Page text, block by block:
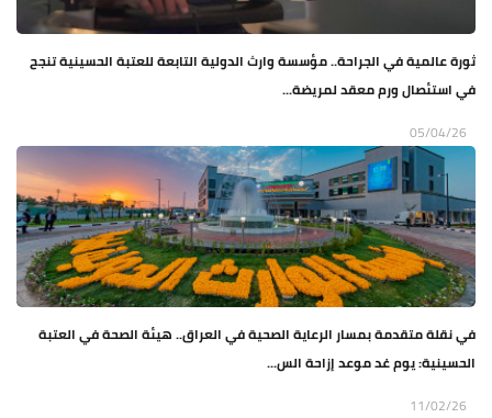
ثورة عالمية في الجراحة.. مؤسسة وارث الدولية التابعة للعتبة الحسينية تنجح
في استئصال ورم معقد لمريضة...
05/04/26
في نقلة متقدمة بمسار الرعاية الصحية في العراق.. هيئة الصحة في العتبة
الحسينية: يوم غد موعد إزاحة الس...
11/02/26